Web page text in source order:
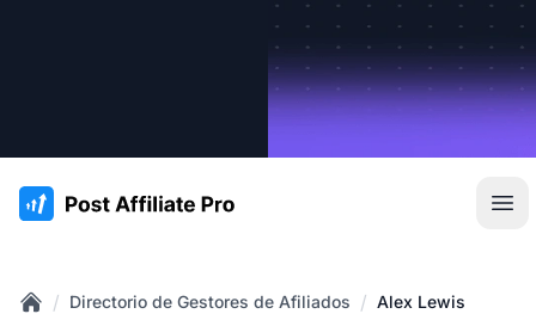
:site.title
/ Directorio de Gestores de Afiliados / Alex Lewis